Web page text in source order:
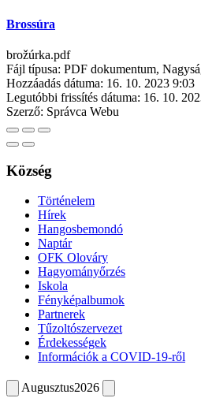
Brossúra
brožúrka.pdf
Fájl típusa: PDF dokumentum,
Hozzáadás dátuma: 16. 10. 2023 9:03
Legutóbbi frissítés dátuma: 16. 10.
Szerző: Správca Webu
Község
Történelem
Hírek
Hangosbemondó
Naptár
OFK Olováry
Hagyományőrzés
Iskola
Fényképalbumok
Partnerek
Tűzoltószervezet
Érdekességek
Információk a COVID-19-ről
Augusztus2026